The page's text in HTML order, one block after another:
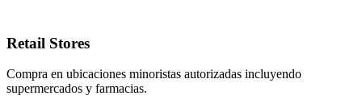
Retail Stores
Compra en ubicaciones minoristas autorizadas incluyendo
supermercados y farmacias.